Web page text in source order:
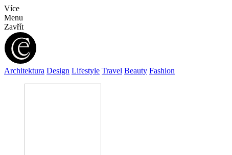
Více
Menu
Zavřít
Architektura Design Lifestyle Travel Beauty Fashion